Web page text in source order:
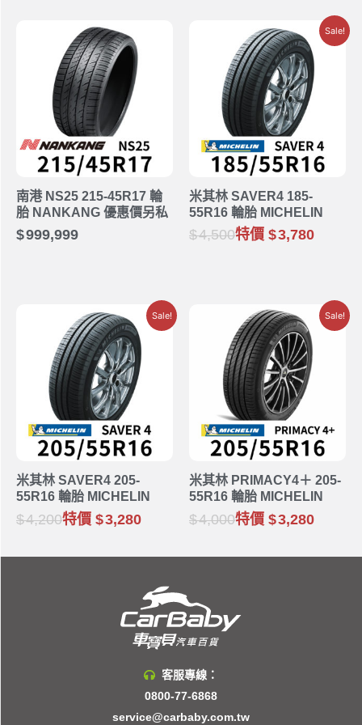
南港 NS25 215-45R17 輪
胎 NANKANG 優惠價另私
999,999
Sale!
米其林 SAVER4 185-
55R16 輪胎 MICHELIN
4,500特價 3,780
Sale!
米其林 SAVER4 205-
55R16 輪胎 MICHELIN
4,200特價 3,280
Sale!
米其林 PRIMACY4＋ 205-
55R16 輪胎 MICHELIN
4,000特價 3,280
客服專線：
0800-77-6868
service@carbaby.com.tw